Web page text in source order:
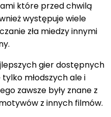
które przed chwilą
występuje wiele
zła miedzy innymi
gier dostępnych
młodszych ale i
zawsze były znane z
z innych filmów.